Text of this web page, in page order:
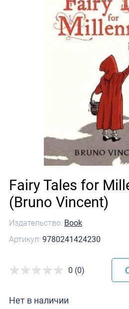
Издательство: Book
Артикул: 9780241424230
Fairy Tales for
(Bruno Vincent)
Нет в наличии
0 (0)